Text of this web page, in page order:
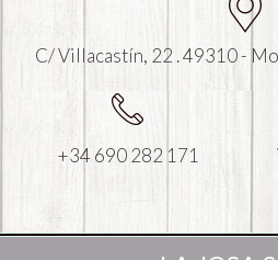
C/ Villacastín, 22 . 49310 -
+34 690 282 171